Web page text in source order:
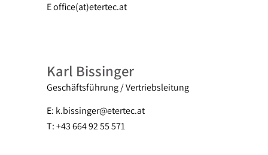
E office(at)etertec.at
Karl Bissinger
Geschäftsführung / Vertriebsleitung
E: k.bissinger@etertec.at
T: +43 664 92 55 571